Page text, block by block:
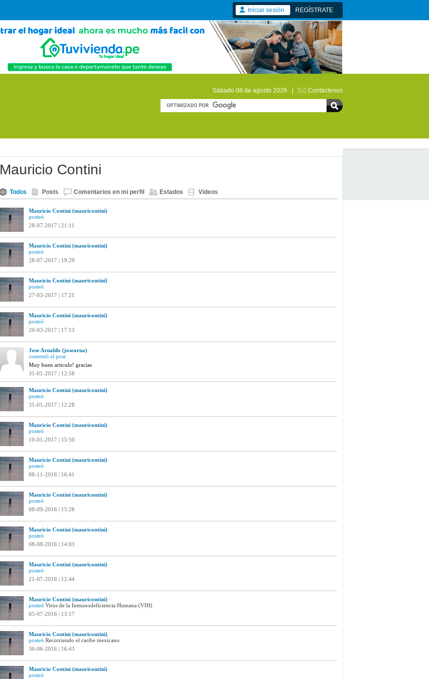
Iniciar sesión REGÍSTRATE
Sábado 08 de agosto 2026 | Contáctenos
Mauricio Contini
Todos Posts Comentarios en mi perfil Estados Videos
Mauricio Contini (mauricontini)
posteó
28-07-2017 | 21:11
Mauricio Contini (mauricontini)
posteó
28-07-2017 | 19:29
Mauricio Contini (mauricontini)
posteó
27-03-2017 | 17:21
Mauricio Contini (mauricontini)
posteó
20-03-2017 | 17:13
Jose Arnaldo (josearna)
comentó el post
Muy buen articulo! gracias
31-01-2017 | 12:58
Mauricio Contini (mauricontini)
posteó
31-01-2017 | 12:28
Mauricio Contini (mauricontini)
posteó
10-01-2017 | 15:50
Mauricio Contini (mauricontini)
posteó
08-11-2016 | 16:41
Mauricio Contini (mauricontini)
posteó
08-09-2016 | 15:28
Mauricio Contini (mauricontini)
posteó
08-08-2016 | 14:03
Mauricio Contini (mauricontini)
posteó
21-07-2016 | 12:44
Mauricio Contini (mauricontini)
posteó Virus de la Inmunodeficiencia Humana (VIH)
05-07-2016 | 13:17
Mauricio Contini (mauricontini)
posteó Recorriendo el caribe mexicano
30-06-2016 | 16:43
Mauricio Contini (mauricontini)
posteó